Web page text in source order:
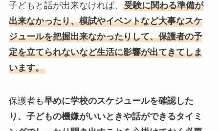
子どもと話が出来なければ、 受験に関わる準備が
出来なかったり、模試やイベントなど大事なスケ
ジュールを把握出来なかったりして、保護者の予
定を立てられないなど生活に影響が出てきてしま
います。
保護者も早めに学校のスケジュールを確認した
り、子どもの機嫌がいいときや話ができるタイミ